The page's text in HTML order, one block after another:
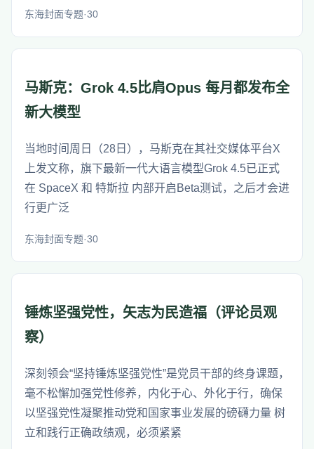
东海封面专题·30
马斯克：Grok 4.5比肩Opus 每月都发布全
新大模型
当地时间周日（28日），马斯克在其社交媒体平台X
上发文称，旗下最新一代大语言模型Grok 4.5已正式
在 SpaceX 和 特斯拉 内部开启Beta测试，之后才会进
行更广泛
东海封面专题·30
锤炼坚强党性，矢志为民造福（评论员观
察）
深刻领会“坚持锤炼坚强党性”是党员干部的终身课题，
毫不松懈加强党性修养，内化于心、外化于行，确保
以坚强党性凝聚推动党和国家事业发展的磅礴力量 树
立和践行正确政绩观，必须紧紧